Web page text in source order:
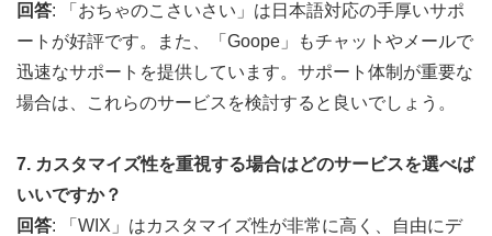
回答: 「おちゃのこさいさい」は日本語対応の手厚いサポ
ートが好評です。また、「Goope」もチャットやメールで
迅速なサポートを提供しています。サポート体制が重要な
場合は、これらのサービスを検討すると良いでしょう。
7. カスタマイズ性を重視する場合はどのサービスを選べば
いいですか？
回答: 「WIX」はカスタマイズ性が非常に高く、自由にデ